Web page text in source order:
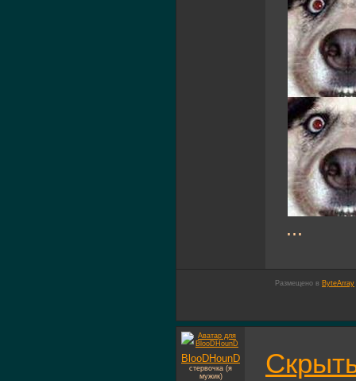
...
Размещено в ByteArray
BlooDHounD
стервочка (я
мужик)